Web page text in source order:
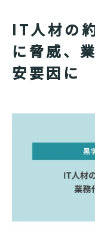
IT人材の
に脅威、
安要因に